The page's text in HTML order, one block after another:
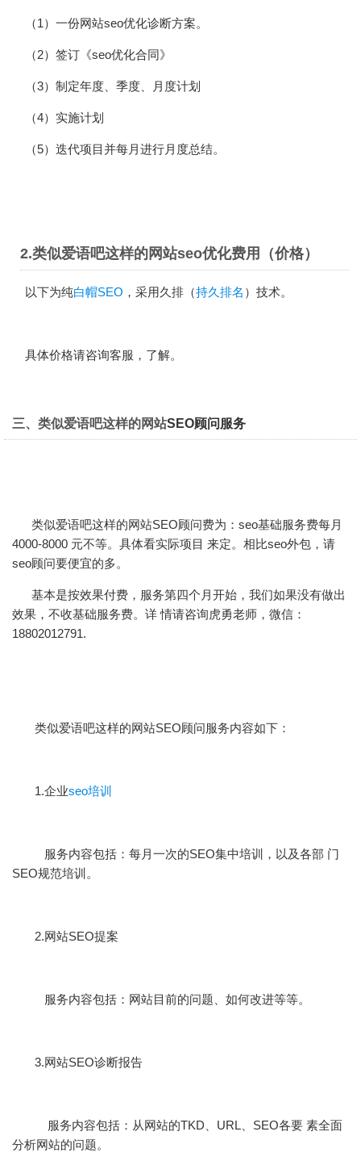
（1）一份网站seo优化诊断方案。
（2）签订《seo优化合同》
（3）制定年度、季度、月度计划
（4）实施计划
（5）迭代项目并每月进行月度总结。
2.类似爱语吧这样的网站seo优化费用（价格）
以下为纯白帽SEO ，采用久排（持久排名 ）技术。
具体价格请咨询客服，了解。
三、类似爱语吧这样的网站SEO顾问服务
类似爱语吧这样的网站SEO顾问费为：seo基础服务费每月
4000-8000 元不等。具体看实际项目 来定。相比seo外包，请
seo顾问要便宜的多。
基本是按效果付费，服务第四个月开始，我们如果没有做出
效果，不收基础服务费。详 情请咨询虎勇老师，微信：
18802012791.
类似爱语吧这样的网站SEO顾问服务内容如下：
1.企业seo培训
服务内容包括：每月一次的SEO集中培训，以及各部 门
SEO规范培训。
2.网站SEO提案
服务内容包括：网站目前的问题、如何改进等等。
3.网站SEO诊断报告
服务内容包括：从网站的TKD、URL、SEO各要 素全面
分析网站的问题。